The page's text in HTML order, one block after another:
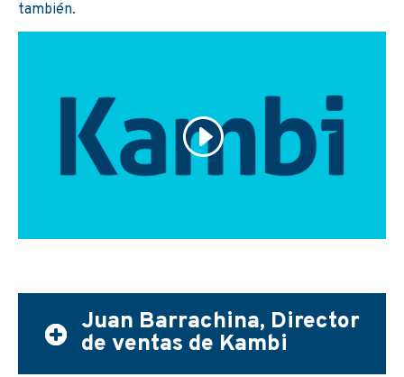
también.
Juan Barrachina, Director
de ventas de Kambi